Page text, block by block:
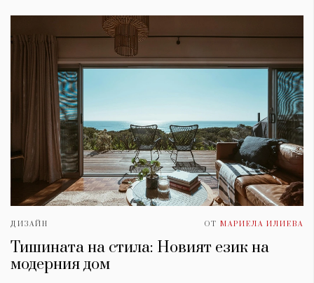
ДИЗАЙН ОТ МАРИЕЛА ИЛИЕВА
Тишината на стила: Новият език на
модерния дом